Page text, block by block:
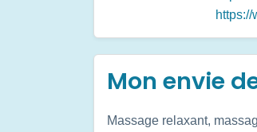
Mon envie
Massage relaxant,